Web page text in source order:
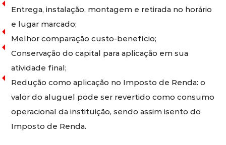
Entrega, instalação, montagem e retirada no horário
e lugar marcado;
Melhor comparação custo-benefício;
Conservação do capital para aplicação em sua
atividade final;
Redução como aplicação no Imposto de Renda: o
valor do aluguel pode ser revertido como consumo
operacional da instituição, sendo assim isento do
Imposto de Renda.